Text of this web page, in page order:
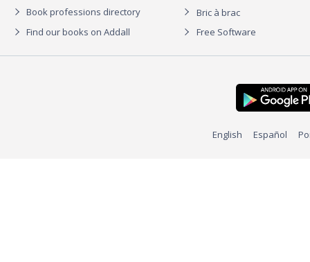
Book professions directory
Find our books on Addall
Bric à brac
Free Software
English Español